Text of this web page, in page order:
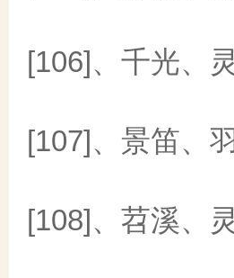
[106]、千光、
[107]、景笛、
[108]、苕溪、